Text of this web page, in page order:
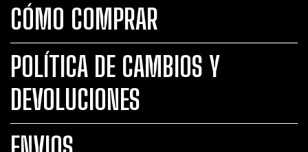
CÓMO COMPRAR
POLÍTICA DE CAMBIOS Y
DEVOLUCIONES